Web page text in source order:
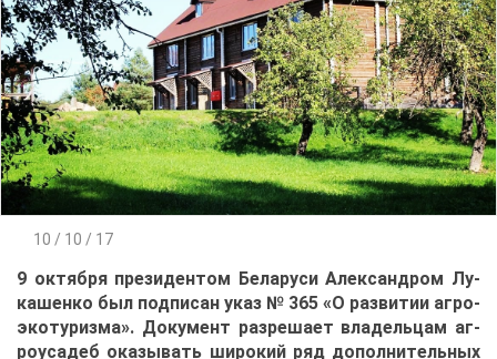
10 / 10 / 17
9 ок­тяб­ря пре­зи­ден­том Бе­ла­ру­си Алек­сан­дром Лу­
ка­шен­ко был под­пи­сан указ № 365 «О раз­ви­тии аг­ро­
эко­ту­риз­ма». До­ку­мент раз­ре­ша­ет вла­дель­цам аг­
ро­уса­деб ока­зы­вать ши­ро­кий ряд до­пол­ни­тель­ных